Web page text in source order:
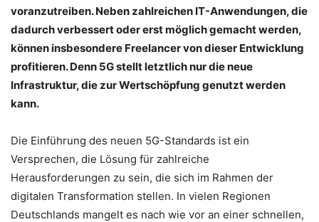
voranzutreiben. Neben zahlreichen IT-Anwendungen, die
dadurch verbessert oder erst möglich gemacht werden,
können insbesondere Freelancer von dieser Entwicklung
profitieren. Denn 5G stellt letztlich nur die neue
Infrastruktur, die zur Wertschöpfung genutzt werden
kann.
Die Einführung des neuen 5G-Standards ist ein
Versprechen, die Lösung für zahlreiche
Herausforderungen zu sein, die sich im Rahmen der
digitalen Transformation stellen. In vielen Regionen
Deutschlands mangelt es nach wie vor an einer schnellen,